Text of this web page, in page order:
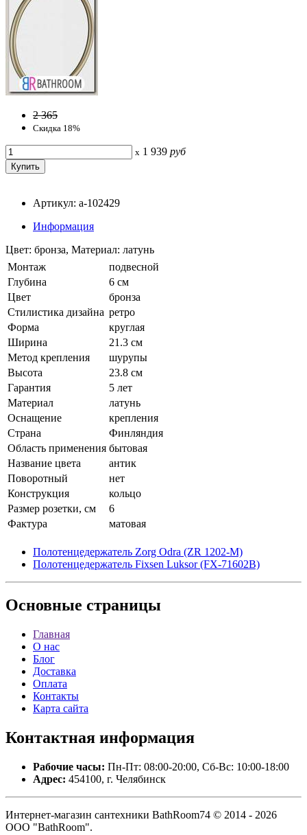
2 365
Скидка 18%
x 1 939 руб
Артикул: a-102429
Информация
Цвет: бронза, Материал: латунь
Монтаж
подвесной
Глубина
6 см
Цвет
бронза
Стилистика дизайна ретро
Форма
круглая
Ширина
21.3 см
Метод крепления
шурупы
Высота
23.8 см
Гарантия
5 лет
Материал
латунь
Оснащение
крепления
Страна
Финляндия
Область применения бытовая
Название цвета
антик
Поворотный
нет
Конструкция
кольцо
Размер розетки, см
6
Фактура
матовая
Полотенцедержатель Zorg Odra (ZR 1202-M)
Полотенцедержатель Fixsen Luksor (FX-71602B)
Основные страницы
Главная
О нас
Блог
Доставка
Оплата
Контакты
Карта сайта
Контактная информация
Рабочие часы: Пн-Пт: 08:00-20:00, Сб-Вс: 10:00-18:00
Адрес: 454100, г. Челябинск
Интернет-магазин сантехники BathRoom74 © 2014 - 2026
ООО "BathRoom".